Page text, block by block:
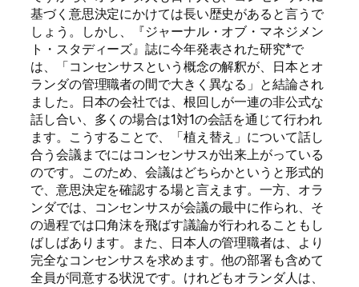
基づく意思決定にかけては長い歴史があると言うで
しょう。しかし、『ジャーナル・オブ・マネジメン
ト・スタディーズ』誌に今年発表された研究*で
は、「コンセンサスという概念の解釈が、日本とオ
ランダの管理職者の間で大きく異なる」と結論され
ました。日本の会社では、根回しが一連の非公式な
話し合い、多くの場合は1対1の会話を通じて行われ
ます。こうすることで、「植え替え」について話し
合う会議までにはコンセンサスが出来上がっている
のです。このため、会議はどちらかというと形式的
で、意思決定を確認する場と言えます。一方、オラ
ンダでは、コンセンサスが会議の最中に作られ、そ
の過程では口角沫を飛ばす議論が行われることもし
ばしばあります。また、日本人の管理職者は、より
完全なコンセンサスを求めます。他の部署も含めて
全員が同意する状況です。けれどもオランダ人は、